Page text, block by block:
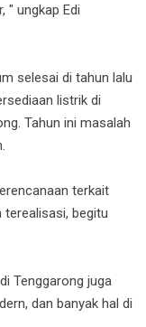
" ungkap Edi
selesai di tahun lalu
listrik di
Tahun ini masalah
terkait
begitu
Tenggarong juga
dan banyak hal di